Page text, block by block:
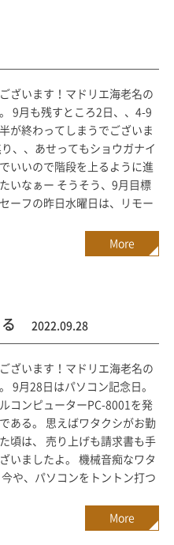
ざいます！マドリエ海老名の
9月も残すところ2日、、4-9
が終わってしまうでございま
、、あせってもショウガナイ
いいので階段を上るように進
いなぁー そうそう、9月目標
ーフの昨日水曜日は、リモー
More
2022.09.28
ざいます！マドリエ海老名の
9月28日はパソコン記念日。
コンピューターPC-8001を発
ある。 思えばワタクシがお勤
頃は、 売り上げも請求書も手
いましたよ。 機械音痴なワタ
や、パソコンをトントン打つ
More